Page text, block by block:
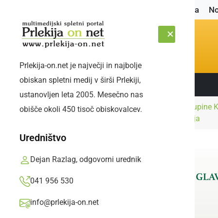
Naslovnica
ČETRTEK, 6. AVGUST 2026 Sledite nam:
Prlekija-on.net je največji in najbolje
obiskan spletni medij v širši Prlekiji,
ustanovljen leta 2005. Mesečno nas
obišče okoli 450 tisoč obiskovalcev.
Uredništvo
Dejan Razlag, odgovorni urednik
041 956 530
info@prlekija-on.net
Naslovnica Družabno
Izjemen koncert skupine
družino iz Sp. Krapja